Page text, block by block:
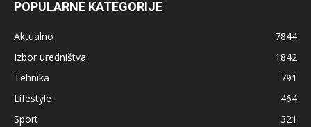
POPULARNE KATEGORIJE
Aktualno
7844
Izbor uredništva
1842
Tehnika
791
Lifestyle
464
Sport
321